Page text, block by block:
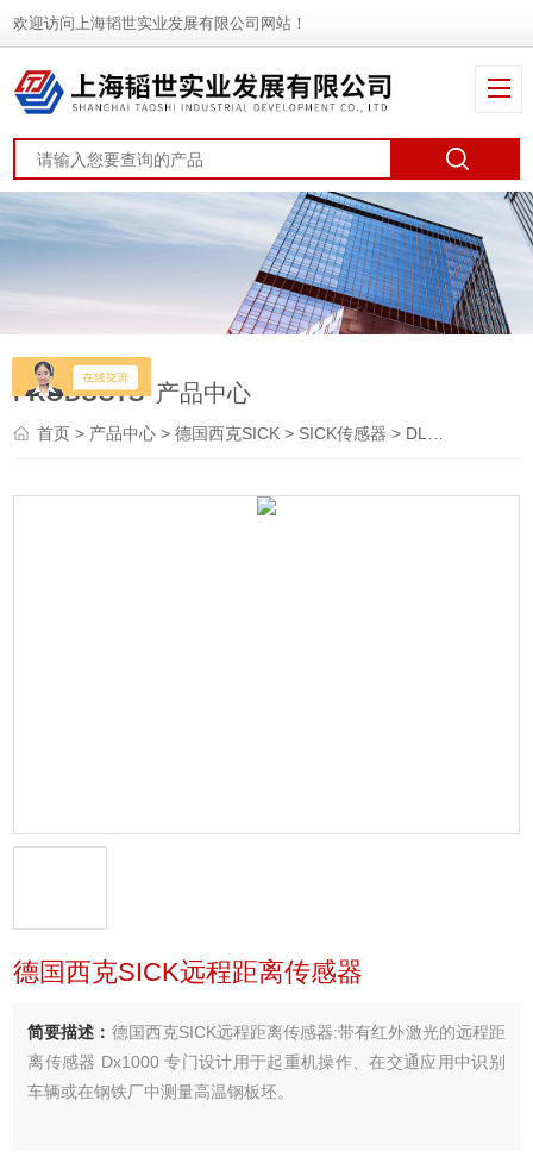
欢迎访问上海韬世实业发展有限公司网站！
PRODUCTS 产品中心
首页> 产品中心 >德国西克SICK > SICK传感器 > DL1000-S11101德国西克SICK远程距离传感器
德国西克SICK远程距离传感器
简要描述： 德国西克SICK远程距离传感器:带有红外激光的远程距
离传感器 Dx1000 专门设计用于起重机操作、在交通应用中识别
车辆或在钢铁厂中测量高温钢板坯。